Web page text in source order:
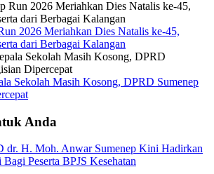
2026 Meriahkan Dies Natalis ke-45,
dari Berbagai Kalangan
Sekolah Masih Kosong, DPRD Sumenep
Anda